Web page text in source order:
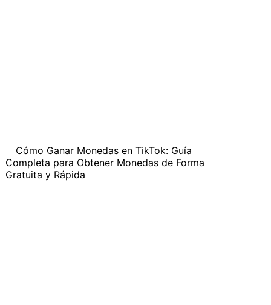
Cómo Ganar Monedas en TikTok: Guía
Completa para Obtener Monedas de Forma
Gratuita y Rápida